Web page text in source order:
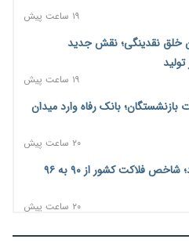
۱۹ ساعت پیش
خلق نقدینگی؛ نقش جدید
۱۹ ساعت پیش
معوقات بازنشستگان؛ بانک رفاه وارد میدان
۲۰ ساعت پیش
فشار اقتصادی در مسیر صعود؛ شاخص فلاکت کشور از ۹۰ به ۹۶
۲۰ ساعت پیش
خرید اعتباری؛ فین‌تک‌ها وارد میدان